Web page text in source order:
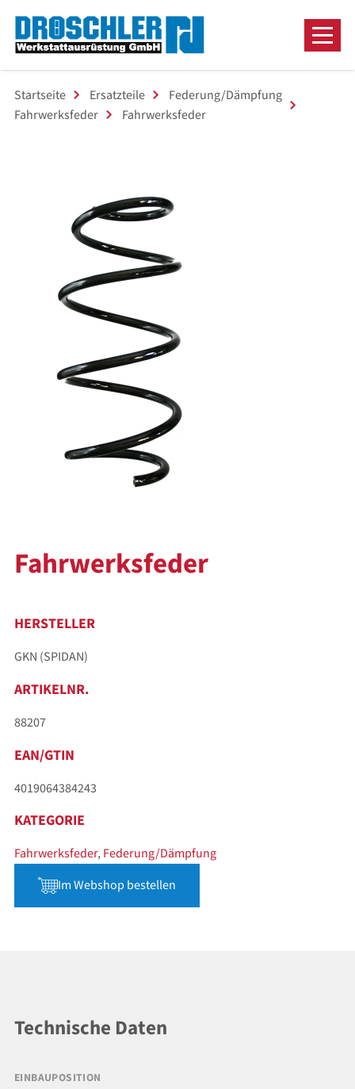
Startseite Ersatzteile
Federung/Dämpfung
Fahrwerksfeder
Fahrwerksfeder
Fahrwerksfeder
HERSTELLER
GKN (SPIDAN)
ARTIKELNR.
88207
EAN/GTIN
4019064384243
KATEGORIE
Fahrwerksfeder, Federung/Dämpfung
Im Webshop bestellen
Technische Daten
EINBAUPOSITION